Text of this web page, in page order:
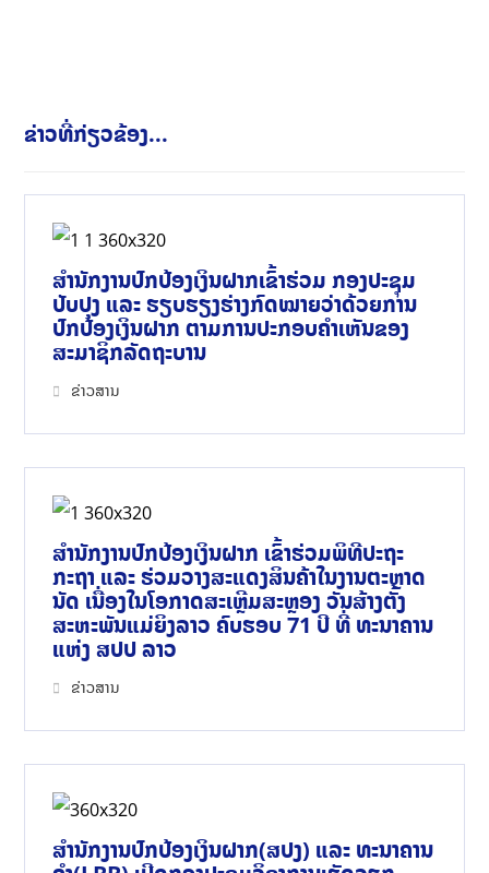
ຂ່າວທີ່ກ່ຽວຂ້ອງ...
ສໍານັກງານປົກປ້ອງເງິນຝາກເຂົ້າຮ່ວມ ກອງປະຊຸມ
ປັບປຸງ ແລະ ຮຽບຮຽງຮ່າງກົດໝາຍວ່າດ້ວຍການ
ປົກປ້ອງເງິນຝາກ ຕາມການປະກອບຄຳເຫັນຂອງ
ສະມາຊິກລັດຖະບານ
ຂ່າວສານ
ສຳນັກງານປົກປ້ອງເງິນຝາກ ເຂົ້າຮ່ວມພິທີປະຖະ
ກະຖາ ແລະ ຮ່ວມວາງສະແດງສິນຄ້າໃນງານຕະຫຼາດ
ນັດ ເນື່ອງໃນໂອກາດສະເຫຼີມສະຫຼອງ ວັນສ້າງຕັ້ງ
ສະຫະພັນແມ່ຍິງລາວ ຄົບຮອບ 71 ປີ ທີ່ ທະນາຄານ
ແຫ່ງ ສປປ ລາວ
ຂ່າວສານ
ສຳນັກງານປົກປ້ອງເງິນຝາກ(ສປງ) ແລະ ທະນາຄານ